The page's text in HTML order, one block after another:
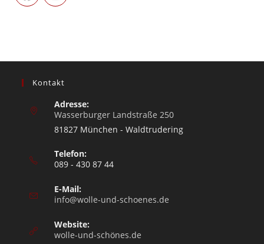
Kontakt
Adresse:
Wasserburger Landstraße 250
81827 München - Waldtrudering
Telefon:
089 - 430 87 44
E-Mail:
info@wolle-und-schoenes.de
Website:
wolle-und-schönes.de